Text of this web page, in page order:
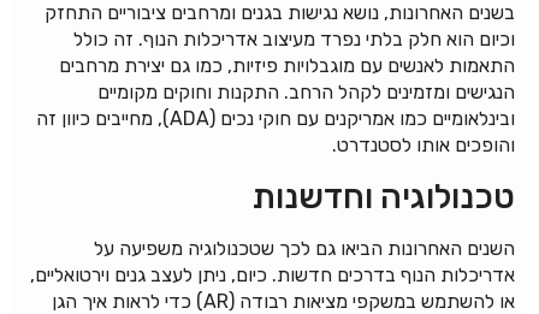
בשנים האחרונות, נושא נגישות בגנים ומרחבים ציבוריים התחזק
וכיום הוא חלק בלתי נפרד מעיצוב אדריכלות הנוף. זה כולל
התאמות לאנשים עם מוגבלויות פיזיות, כמו גם יצירת מרחבים
הנגישים ומזמינים לקהל הרחב. התקנות וחוקים מקומיים
ובינלאומיים כמו אמריקנים עם חוקי נכים (ADA), מחייבים כיוון זה
והופכים אותו לסטנדרט.
טכנולוגיה וחדשנות
השנים האחרונות הביאו גם לכך שטכנולוגיה משפיעה על
אדריכלות הנוף בדרכים חדשות. כיום, ניתן לעצב גנים וירטואליים,
או להשתמש במשקפי מציאות רבודה (AR) כדי לראות איך הגן